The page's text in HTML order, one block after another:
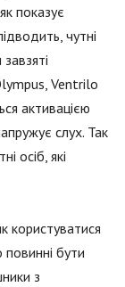
показує
чутні
Ventrilo
активацією
слух. Так
осіб, які
користуватися
бути
з